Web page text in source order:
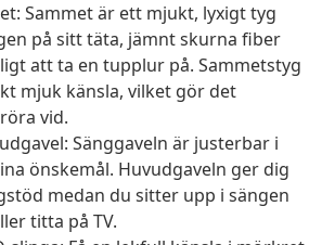
Sammet är ett mjukt, lyxigt tyg
på sitt täta, jämnt skurna fiber
att ta en tupplur på. Sammetstyg
mjuk känsla, vilket gör det
vid.
Sänggaveln är justerbar i
önskemål. Huvudgaveln ger dig
medan du sitter upp i sängen
titta på TV.